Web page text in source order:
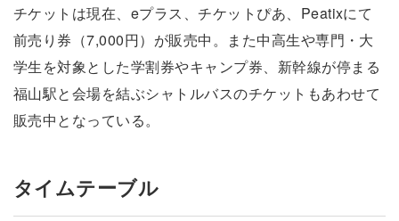
チケットは現在、eプラス、チケットぴあ、Peatixにて
前売り券（7,000円）が販売中。また中高生や専門・大
学生を対象とした学割券やキャンプ券、新幹線が停まる
福山駅と会場を結ぶシャトルバスのチケットもあわせて
販売中となっている。
タイムテーブル